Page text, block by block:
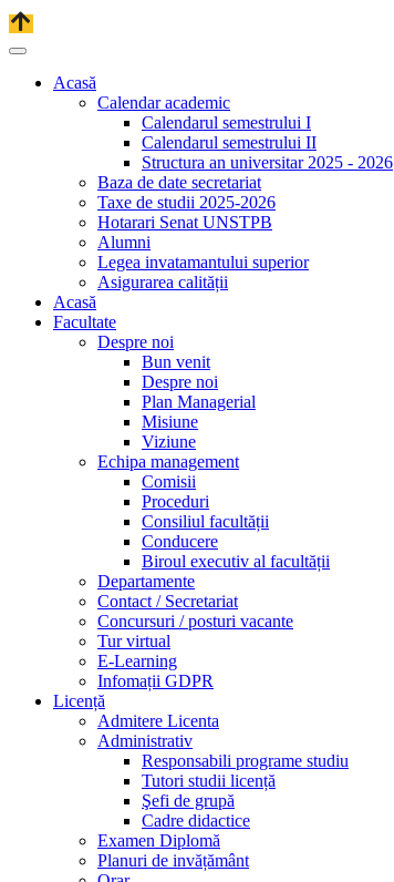
Acasă
Calendar academic
Calendarul semestrului I
Calendarul semestrului II
Structura an universitar 2025 - 2026
Baza de date secretariat
Taxe de studii 2025-2026
Hotarari Senat UNSTPB
Alumni
Legea invatamantului superior
Asigurarea calității
Acasă
Facultate
Despre noi
Bun venit
Despre noi
Plan Managerial
Misiune
Viziune
Echipa management
Comisii
Proceduri
Consiliul facultății
Conducere
Biroul executiv al facultății
Departamente
Contact / Secretariat
Concursuri / posturi vacante
Tur virtual
E-Learning
Infomații GDPR
Licență
Admitere Licenta
Administrativ
Responsabili programe studiu
Tutori studii licență
Şefi de grupă
Cadre didactice
Examen Diplomă
Planuri de invățământ